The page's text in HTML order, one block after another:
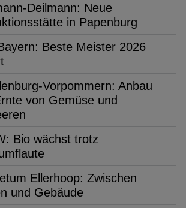
Deilmann: Neue
in Papenburg
Beste Meister 2026
Vorpommern: Anbau
von Gemüse und
Bio wächst trotz
Ellerhoop: Zwischen
und Gebäude